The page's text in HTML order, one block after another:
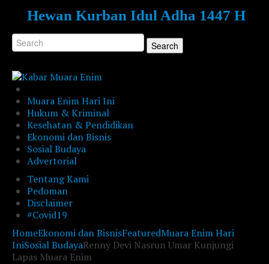
Hewan Kurban Idul Adha 1447 H
Muara Enim Hari Ini
Hukum & Kriminal
Kesehatan & Pendidikan
Ekonomi dan Bisnis
Sosial Budaya
Advertorial
Tentang Kami
Pedoman
Disclaimer
#Covid19
HomeEkonomi dan BisnisFeaturedMuara Enim Hari
IniSosial BudayaRenny Devi Nasrun Umar Kunjungi
Lapas Muara Enim